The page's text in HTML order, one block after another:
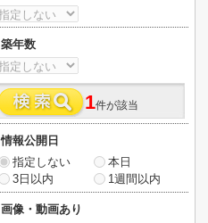
築年数
1件が該当
情報公開日
指定しない
本日
3日以内
1週間以内
画像・動画あり